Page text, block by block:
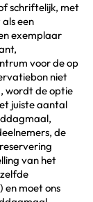
schriftelijk, met
een
exemplaar
voor de op
niet
wordt de optie
juiste aantal
de
van het
en moet ons